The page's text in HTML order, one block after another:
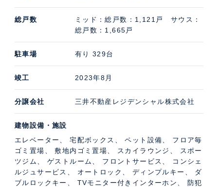
間利用できるスタディラウンジ、宿泊もデイユースも可
能なゲストルーム、90㎡のジム・ゴルフレンジ、などが
ッシュスペースなどが設けられた約300㎡のコミュニテ
ダイナミックな解放感を実現した53～54階のルーフトッ
プラウンジは二層吹抜けの開放的な構造に加え、水盤を
備えたスカイデッキがあることも特徴です。1階には飲
み物と軽食メニューを揃えたのカフェや水と緑を感じら
れるフィットネス、2階には水と緑を感じながら過ごせ
総戸数
ミッド：総戸数：1,121戸 サウス：
総戸数：1,665戸
駐車場 有り 329台
竣工 2023年8月
分譲会社 三井不動産レジデンシャル株式会社
建物設備・施設
エレベーター、 宅配ボックス、 ペット設備、 フロア毎
ゴミ置場、 敷地内ゴミ置場、 スカイラウンジ、 スポー
ツジム、 ゲストルーム、 フロントサービス、 コンシェ
ルジュサービス、 オートロック、 ディンプルキー、 ダ
ブルロックキー、 TVモニター付きインターホン、 防犯